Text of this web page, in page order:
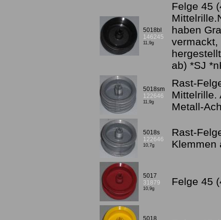
5018bl
146245
11,9g
Felge 45
haben
vermackt,
ab) *SJ
5018sm
122646
11,9g
Rast-
Mittelrille.
Metall-
5018s
122646
10,7g
Rast-
Klemmen
5017
31879
10,9g
Felge 45